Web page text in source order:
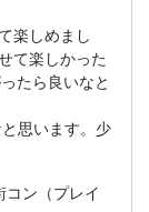
楽しめまし
て楽しかった
たら良いなと
思います。少
ン（プレイ